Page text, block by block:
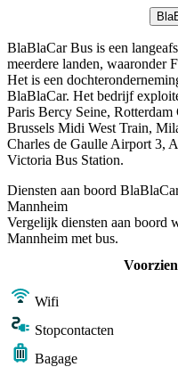
BlaBlaCar Bus is een
meerdere landen, waaronder
Het is een
BlaBlaCar. Het bedrijf
Paris Bercy Seine,
Brussels Midi West Train,
Charles de Gaulle Airport 3,
Victoria Bus Station.
Diensten aan boord
Mannheim
Vergelijk diensten aan boord
Mannheim met bus.
Wifi
Stopcontacten
Bagage